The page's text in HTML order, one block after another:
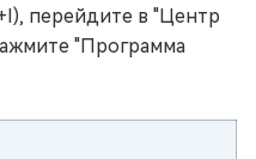
перейдите в "Центр
"Программа